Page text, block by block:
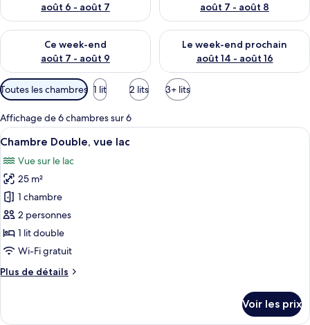
août 6 - août 7
août 7 - août 8
Ce week-end
août 7 - août 9
Vérifier la disponibilité pour ce week-end août 7 - août 9
Le week-end prochain
août 14 - août 16
Vérifier la disponibilité pour
Filtres
disponibles
pour
les
chambres
Toutes les chambres 1 lit 2 lits 3+ lits
Affichage de 6 chambres sur 6
Afficher
toutes
les
photos
pour
ce
type
de
chambre :
Chambre
Une chambre à coucher
6
Chambre Double, vue lac
Vue sur le lac
25 m²
1 chambre
2 personnes
1 lit double
Wi-Fi gratuit
Plus de détails
Plus
le
Voir les prix